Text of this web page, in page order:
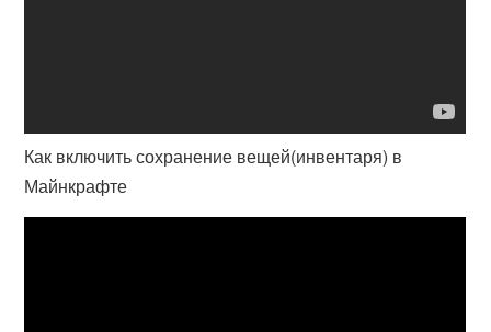
Как включить сохранение вещей(инвентаря) в
Майнкрафте